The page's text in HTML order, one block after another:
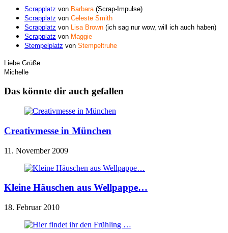
Scrapplatz von Barbara (Scrap-Impulse)
Scrapplatz von Celeste Smith
Scrapplatz von Lisa Brown (ich sag nur wow, will ich auch haben)
Scrapplatz von Maggie
Stempelplatz von Stempeltruhe
Liebe Grüße
Michelle
Das könnte dir auch gefallen
Creativmesse in München
11. November 2009
Kleine Häuschen aus Wellpappe…
18. Februar 2010